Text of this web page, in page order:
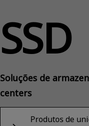
Soluções de
centers
SSD
Produtos de